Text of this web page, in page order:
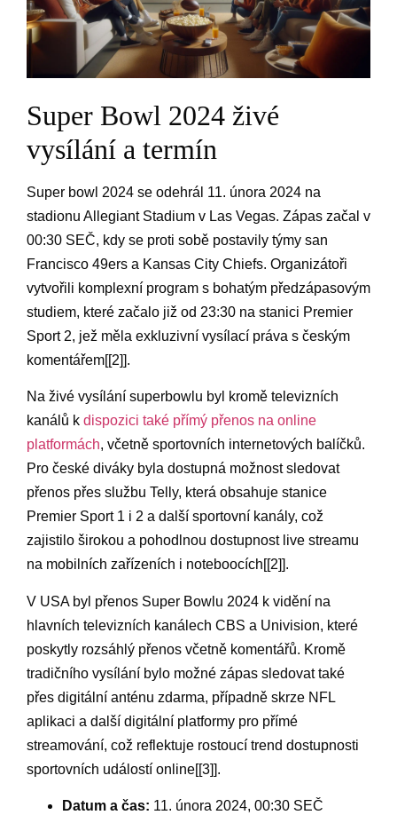
Super ⁤Bowl 2024 živé
vysílání ​a termín
Super bowl 2024 ​se odehrál 11. února 2024 na
stadionu Allegiant Stadium⁢ v Las ⁢Vegas. ‌Zápas začal v
00:30 SEČ, kdy se proti sobě postavily týmy san
Francisco 49ers a Kansas City Chiefs. Organizátoři
vytvořili komplexní program s bohatým předzápasovým
studiem, které začalo již ⁤od 23:30 na stanici ⁣Premier⁣
Sport 2, jež⁤ měla exkluzivní vysílací práva s českým
komentářem[[2]].
Na živé vysílání superbowlu byl ⁤kromě televizních
kanálů k dispozici ⁣také přímý ⁤přenos⁢ na online
platformách, včetně sportovních internetových balíčků.
Pro české diváky byla dostupná‍ možnost sledovat
přenos přes službu Telly, která obsahuje stanice
Premier Sport⁢ 1 i ​2 a ‌další sportovní kanály, což
zajistilo širokou a pohodlnou dostupnost‍ live streamu
na mobilních zařízeních i noteboocích[[2]].
V USA byl ⁢přenos⁤ Super Bowlu 2024 k vidění na⁤
hlavních televizních kanálech CBS a Univision, které
poskytly rozsáhlý přenos včetně komentářů. Kromě
tradičního vysílání bylo možné zápas ​sledovat také
přes digitální ‍anténu⁣ zdarma,​ případně skrze NFL
aplikaci a další digitální platformy pro přímé
streamování, což reflektuje rostoucí trend dostupnosti
sportovních událostí online[[3]].
Datum a čas: 11. února 2024, 00:30 SEČ